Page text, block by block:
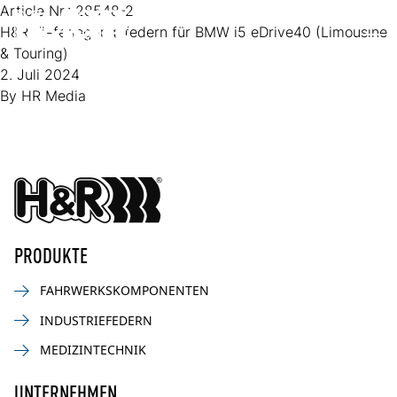
Zum Inhalt springen
Article Nr.: 28548-2
H&R Tieferlegungsfedern für BMW i5 eDrive40 (Limousine
& Touring)
2. Juli 2024
By HR Media
PRODUKTE
FAHRWERKSKOMPONENTEN
INDUSTRIEFEDERN
MEDIZINTECHNIK
UNTERNEHMEN